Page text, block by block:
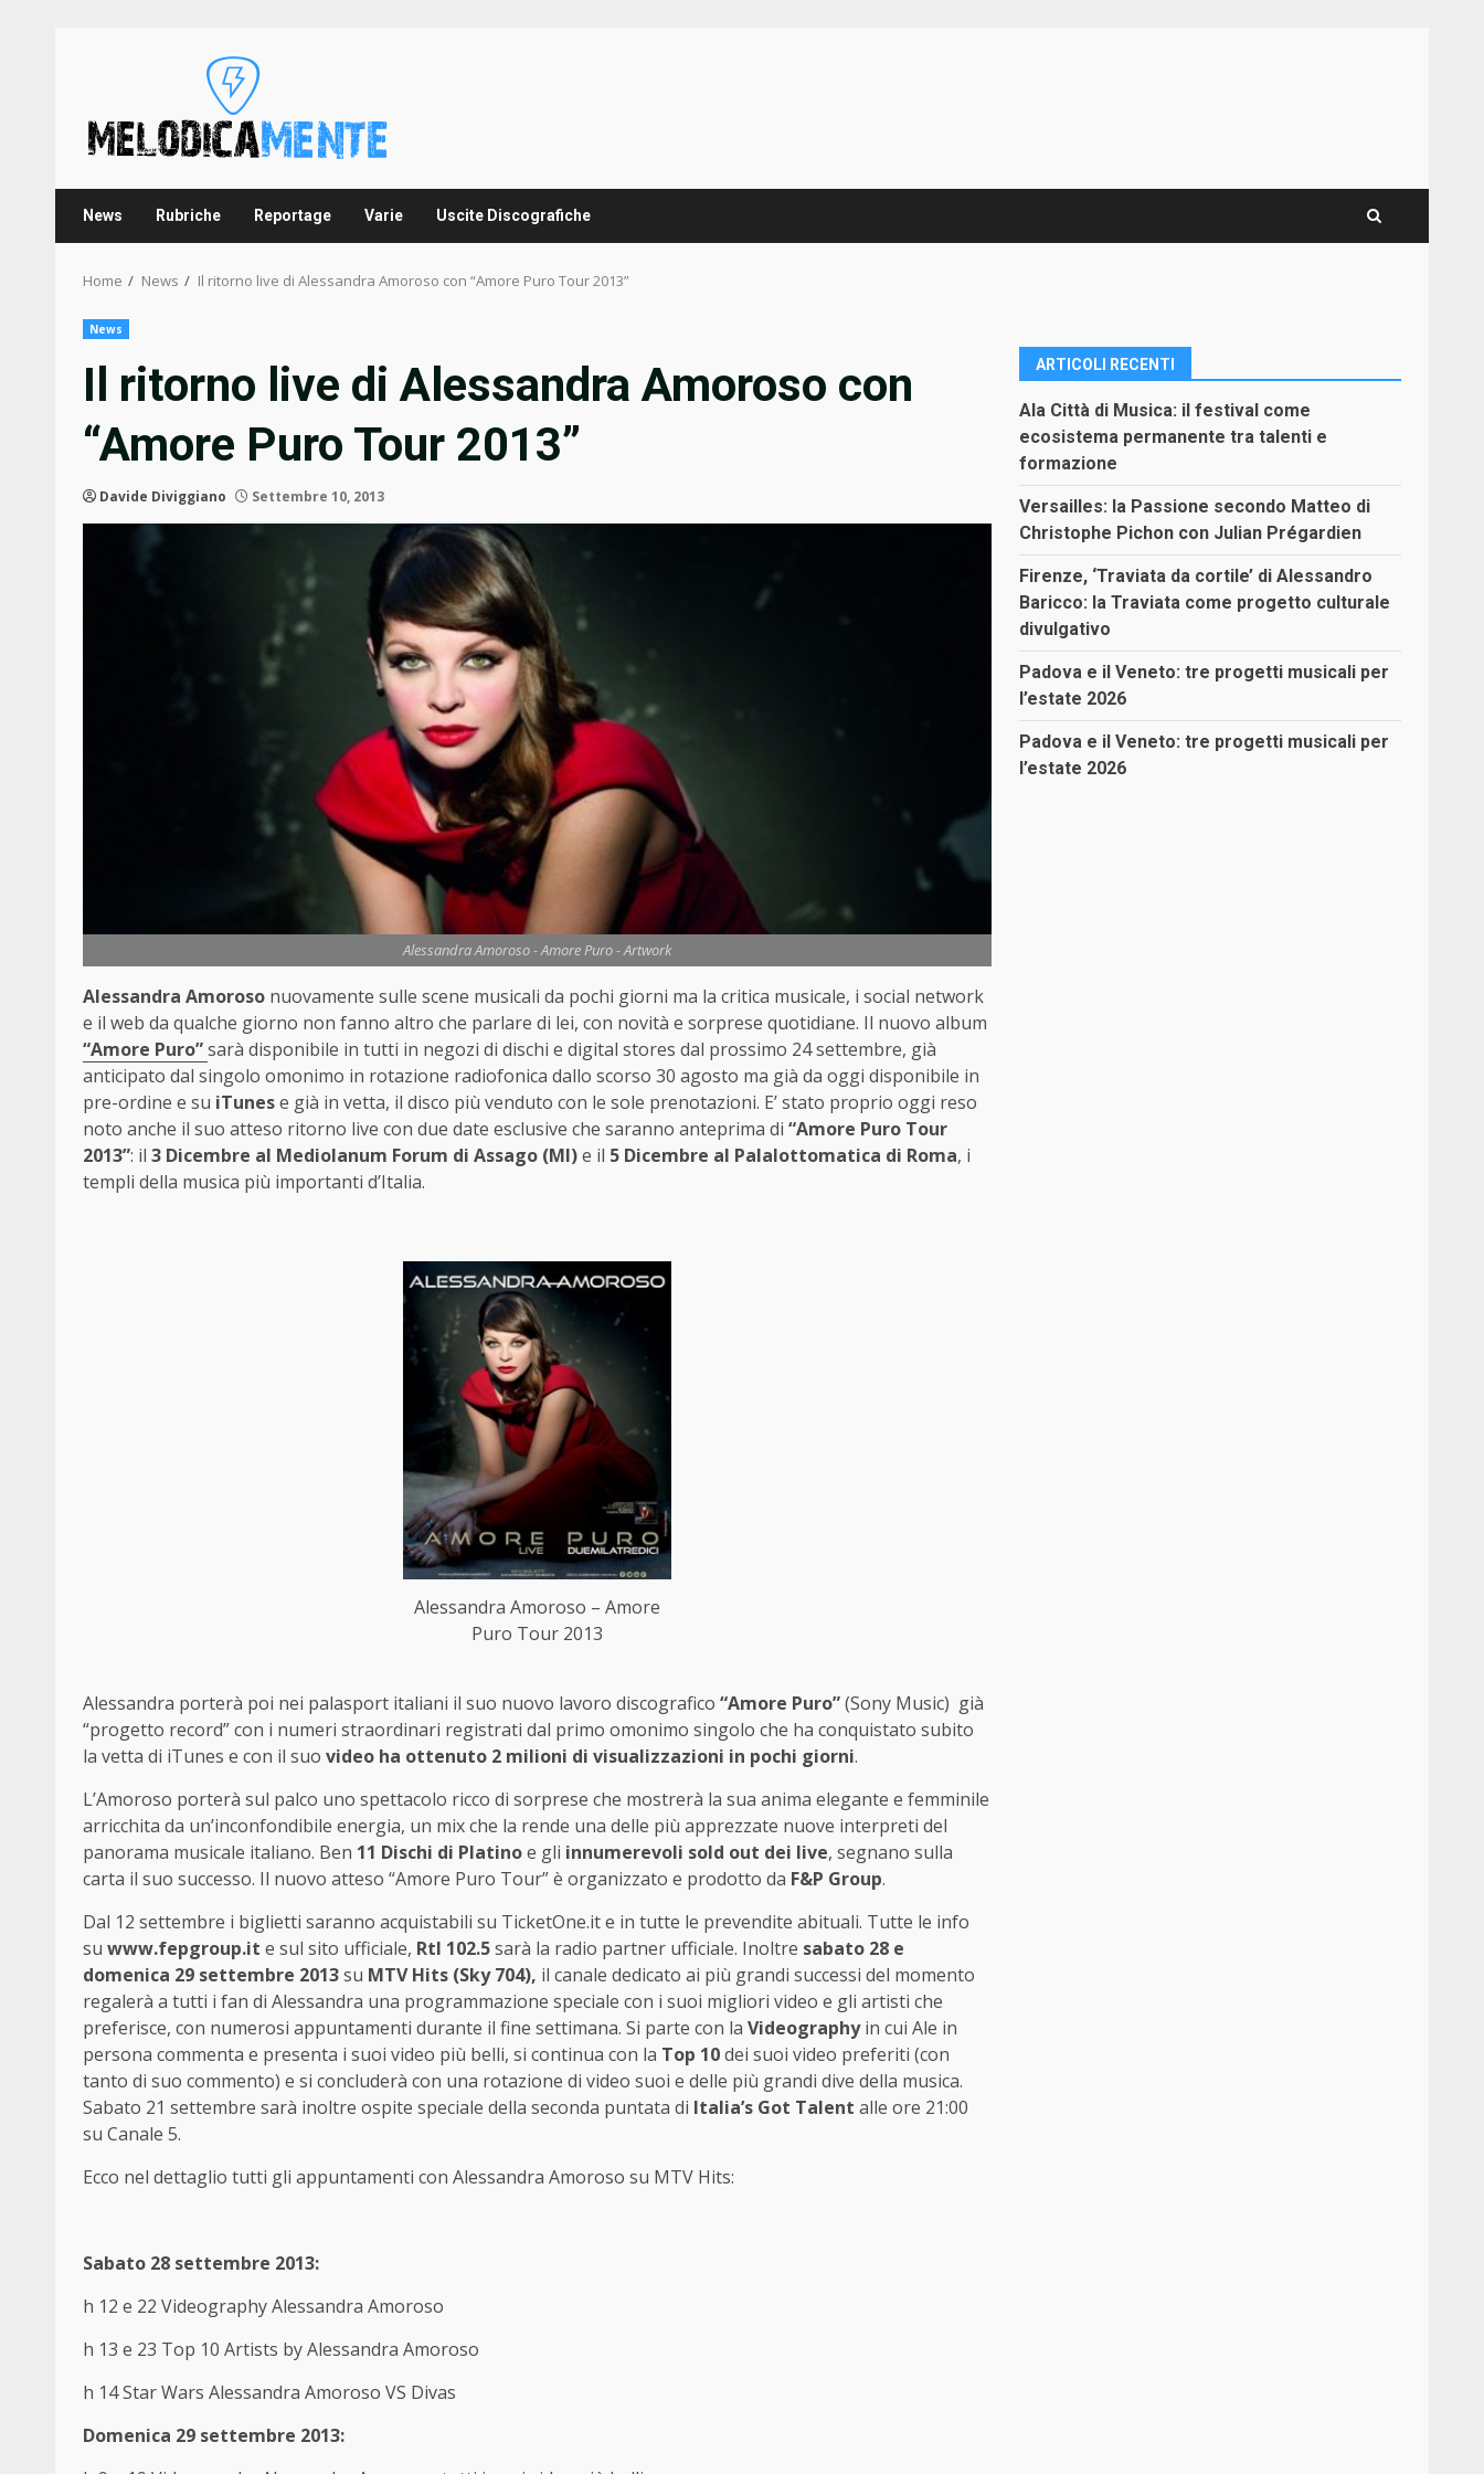
News Rubriche Reportage Varie Uscite Discografiche
Home News Il ritorno live di Alessandra Amoroso con “Amore Puro Tour 2013”
News
Il ritorno live di Alessandra Amoroso con
“Amore Puro Tour 2013”
Davide Diviggiano Settembre 10, 2013
Alessandra Amoroso - Amore Puro - Artwork
Alessandra Amoroso nuovamente sulle scene musicali da pochi giorni ma la critica musicale, i social network
e il web da qualche giorno non fanno altro che parlare di lei, con novità e sorprese quotidiane. Il nuovo album
“Amore Puro”sarà disponibile in tutti in negozi di dischi e digital stores dal prossimo 24 settembre, già
anticipato dal singolo omonimo in rotazione radiofonica dallo scorso 30 agosto ma già da oggi disponibile in
pre-ordine e su iTunese già in vetta, il disco più venduto con le sole prenotazioni. E’ stato proprio oggi reso
noto anche il suo atteso ritorno live con due date esclusive che saranno anteprima di “Amore Puro Tour
2013”: il 3 Dicembre al Mediolanum Forum di Assago (MI)e il 5 Dicembre al Palalottomatica di Roma, i
templi della musica più importanti d’Italia.
Alessandra Amoroso – Amore
Puro Tour 2013
Alessandra porterà poi nei palasport italiani il suo nuovo lavoro discografico “Amore Puro”(Sony Music) già
“progetto record” con i numeri straordinari registrati dal primo omonimo singolo che ha conquistato subito
la vetta di iTunes e con il suo video ha ottenuto 2 milioni di visualizzazioni in pochi giorni.
L’Amoroso porterà sul palco uno spettacolo ricco di sorprese che mostrerà la sua anima elegante e femminile
arricchita da un’inconfondibile energia, un mix che la rende una delle più apprezzate nuove interpreti del
panorama musicale italiano. Ben 11 Dischi di Platinoe gli innumerevoli sold out dei live, segnano sulla
carta il suo successo. Il nuovo atteso “Amore Puro Tour” è organizzato e prodotto da F&P Group.
Dal 12 settembre i biglietti saranno acquistabili su TicketOne.it e in tutte le prevendite abituali. Tutte le info
su www.fepgroup.it e sul sito ufficiale, Rtl 102.5sarà la radio partner ufficiale. Inoltre sabato 28 e
domenica 29 settembre 2013su MTV Hits (Sky 704), il canale dedicato ai più grandi successi del momento
regalerà a tutti i fan di Alessandra una programmazione speciale con i suoi migliori video e gli artisti che
preferisce, con numerosi appuntamenti durante il fine settimana. Si parte con la Videographyin cui Ale in
persona commenta e presenta i suoi video più belli, si continua con la Top 10dei suoi video preferiti (con
tanto di suo commento) e si concluderà con una rotazione di video suoi e delle più grandi dive della musica.
Sabato 21 settembre sarà inoltre ospite speciale della seconda puntata di Italia’s Got Talent alle ore 21:00
su Canale 5.
Ecco nel dettaglio tutti gli appuntamenti con Alessandra Amoroso su MTV Hits:
Sabato 28 settembre 2013:
h 12 e 22 Videography Alessandra Amoroso
h 13 e 23 Top 10 Artists by Alessandra Amoroso
h 14 Star Wars Alessandra Amoroso VS Divas
Domenica 29 settembre 2013:
ARTICOLI RECENTI
Ala Città di Musica: il festival come
ecosistema permanente tra talenti e
formazione
Versailles: la Passione secondo Matteo di
Christophe Pichon con Julian Prégardien
Firenze, ‘Traviata da cortile’ di Alessandro
Baricco: la Traviata come progetto culturale
divulgativo
Padova e il Veneto: tre progetti musicali per
l’estate 2026
Padova e il Veneto: tre progetti musicali per
l’estate 2026